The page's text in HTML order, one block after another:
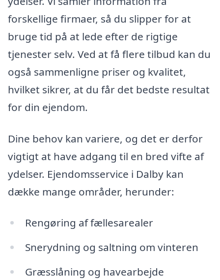
forskellige firmaer, så du slipper for at
bruge tid på at lede efter de rigtige
tjenester selv. Ved at få flere tilbud kan du
også sammenligne priser og kvalitet,
hvilket sikrer, at du får det bedste resultat
for din ejendom.
Dine behov kan variere, og det er derfor
vigtigt at have adgang til en bred vifte af
ydelser. Ejendomsservice i Dalby kan
dække mange områder, herunder:
Rengøring af fællesarealer
Snerydning og saltning om vinteren
Græsslåning og havearbejde